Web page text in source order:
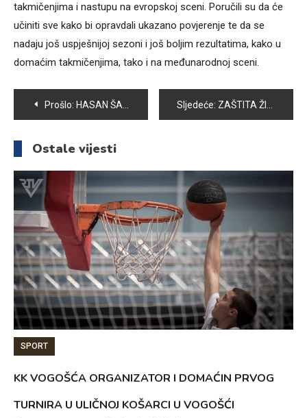
takmičenjima i nastupu na evropskoj sceni. Poručili su da će
učiniti sve kako bi opravdali ukazano povjerenje te da se
nadaju još uspješnijoj sezoni i još boljim rezultatima, kako u
domaćim takmičenjima, tako i na međunarodnoj sceni.
Navigacija
članaka
Prošlo: HASAN ŠABIĆ DOBITNIK ZAHVALNICE OPĆINE VOGOŠĆA Sljedeće: ZAŠTITA ŽIVOTINJA OD VISOKIH TEMPERATURA
Ostale vijesti
SPORT
KK VOGOŠĆA ORGANIZATOR I DOMAĆIN PRVOG
TURNIRA U ULIČNOJ KOŠARCI U VOGOŠĆI